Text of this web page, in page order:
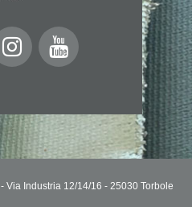
- Via Industria 12/14/16 - 25030 Torbole